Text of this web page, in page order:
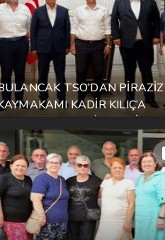
TSO’DAN PİRAZİZ
KADİR KILIÇ’A
HAYIRLI OLSUN ZİYARETİ